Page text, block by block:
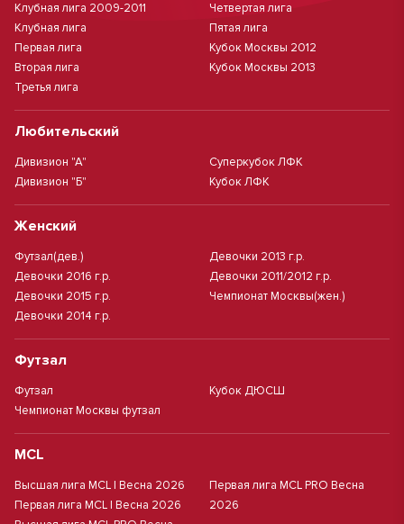
Клубная лига 2009-2011
Клубная лига
Первая лига
Вторая лига
Третья лига
Четвертая лига
Пятая лига
Кубок Москвы 2012
Кубок Москвы 2013
Любительский
Дивизион "А"
Дивизион "Б"
Суперкубок ЛФК
Кубок ЛФК
Женский
Футзал(дев.)
Девочки 2016 г.р.
Девочки 2015 г.р.
Девочки 2014 г.р.
Девочки 2013 г.р.
Девочки 2011/2012 г.р.
Чемпионат Москвы(жен.)
Футзал
Футзал
Чемпионат Москвы футзал
Кубок ДЮСШ
MCL
Высшая лига MCL | Весна 2026
Первая лига MCL | Весна 2026
Первая лига MCL PRO Весна
2026